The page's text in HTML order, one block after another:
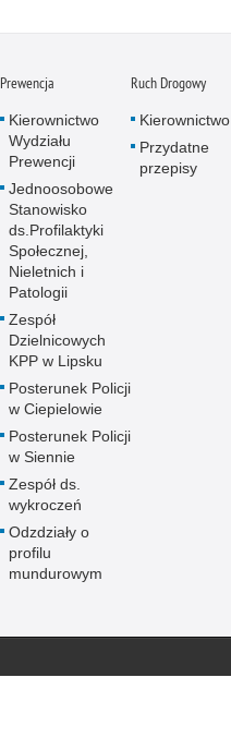
Prewencja
Kierownictwo
Wydziału
Prewencji
Jednoosobowe
Stanowisko
ds.Profilaktyki
Społecznej,
Nieletnich i
Patologii
Zespół
Dzielnicowych
KPP w Lipsku
Posterunek Policji
w Ciepielowie
Posterunek Policji
w Siennie
Zespół ds.
wykroczeń
Odzdziały o
profilu
mundurowym
Ruch Drogowy
Kierownictwo
Przydatne
przepisy